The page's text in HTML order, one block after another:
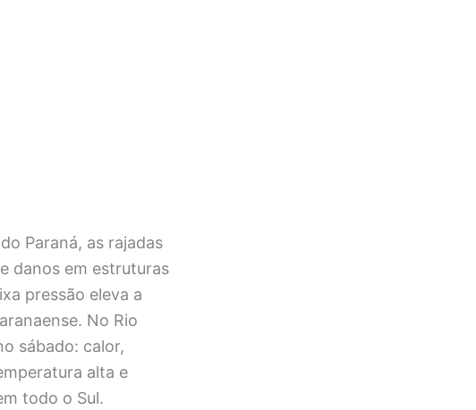
Paraná, as rajadas
danos em estruturas
pressão eleva a
No Rio
sábado: calor,
alta e
todo o Sul.